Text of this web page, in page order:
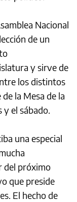
Nacional
de un
y sirve de
los distintos
la Mesa de la
el sábado.
una especial
del próximo
que preside
El hecho de